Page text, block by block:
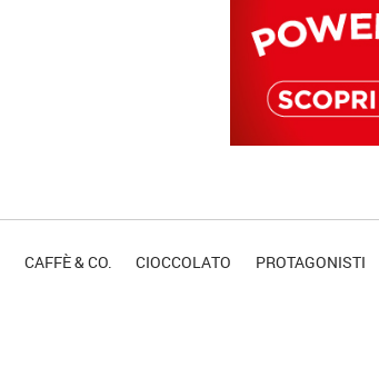
CAFFÈ & CO. CIOCCOLATO PROTAGONISTI